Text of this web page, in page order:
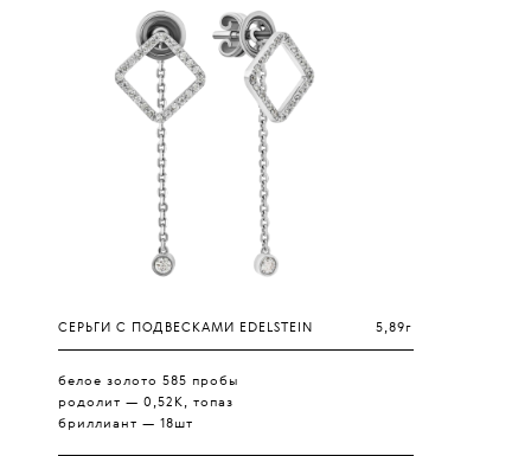
СЕРЬГИ С ПОДВЕСКАМИ EDELSTEIN 5,89г
белое золото 585 пробы
родолит — 0,52К, топаз
бриллиант — 18шт